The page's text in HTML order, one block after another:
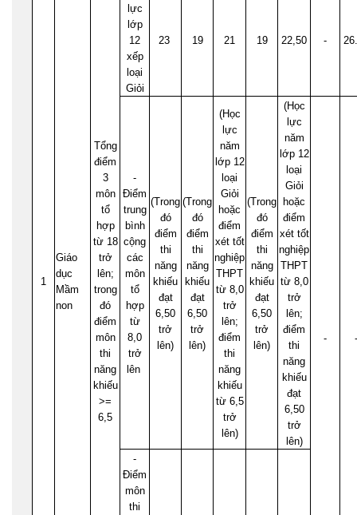
1
Giáo
dục
Mầm
non
Tổng
điểm
3
môn
tổ
hợp
từ 18
trở
lên;
trong
đó
điểm
môn
thi
năng
khiếu
>=
6,5
lực
lớp
12
xếp
loại
Giỏi
23 19 21 19 22,50 -
-
Điểm
trung
bình
cộng
các
môn
tổ
hợp
từ
8,0
trở
lên
(Trong
đó
điểm
thi
năng
khiếu
đạt
6,50
trở
lên)
(Trong
đó
điểm
thi
năng
khiếu
đạt
6,50
trở
lên)
(Học
lực
năm
lớp 12
loại
Giỏi
hoặc
điểm
xét tốt
nghiệp
THPT
từ 8,0
trở
lên;
điểm
thi
năng
khiếu
từ 6,5
trở
lên)
(Trong
đó
điểm
thi
năng
khiếu
đạt
6,50
trở
lên)
(Học
lực
năm
lớp 12
loại
Giỏi
hoặc
điểm
xét tốt
nghiệp
THPT
từ 8,0
trở
lên;
điểm
thi
năng
khiếu
đạt
6,50
trở
lên)
- -
-
Điểm
môn
thi